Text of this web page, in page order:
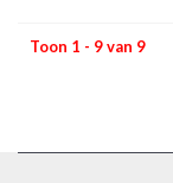
Toon 1 - 9 van 9